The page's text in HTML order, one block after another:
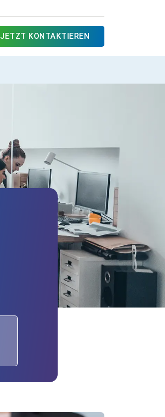
JETZT KONTAKTIEREN